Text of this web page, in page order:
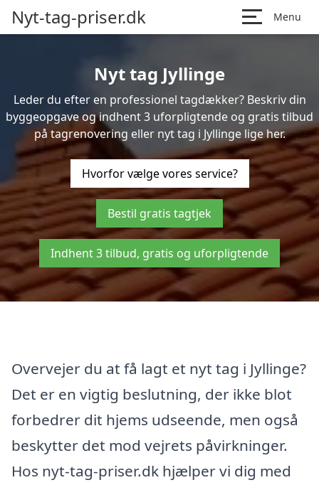
Nyt-tag-priser.dk Menu
Nyt tag Jyllinge
Leder du efter en professionel tagdækker? Beskriv din
byggeopgave og indhent 3 uforpligtende og gratis tilbud
på tagrenovering eller nyt tag i Jyllinge lige her.
Hvorfor vælge vores service?
Bestil gratis tagtjek
Indhent 3 tilbud, gratis og uforpligtende
Overvejer du at få lagt et nyt tag i Jyllinge?
Det er en vigtig beslutning, der ikke blot
forbedrer dit hjems udseende, men også
beskytter det mod vejrets påvirkninger.
Hos nyt-tag-priser.dk hjælper vi dig med